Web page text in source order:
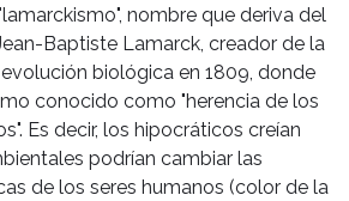
nombre que deriva del
Baptiste Lamarck, creador de la
biológica en 1809, donde
conocido como "herencia de los
Es decir, los hipocráticos creían
podrían cambiar las
de los seres humanos (color de la